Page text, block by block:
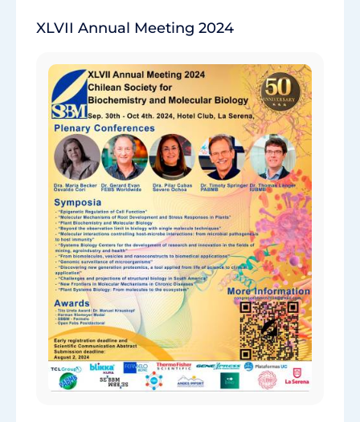
XLVII Annual Meeting 2024